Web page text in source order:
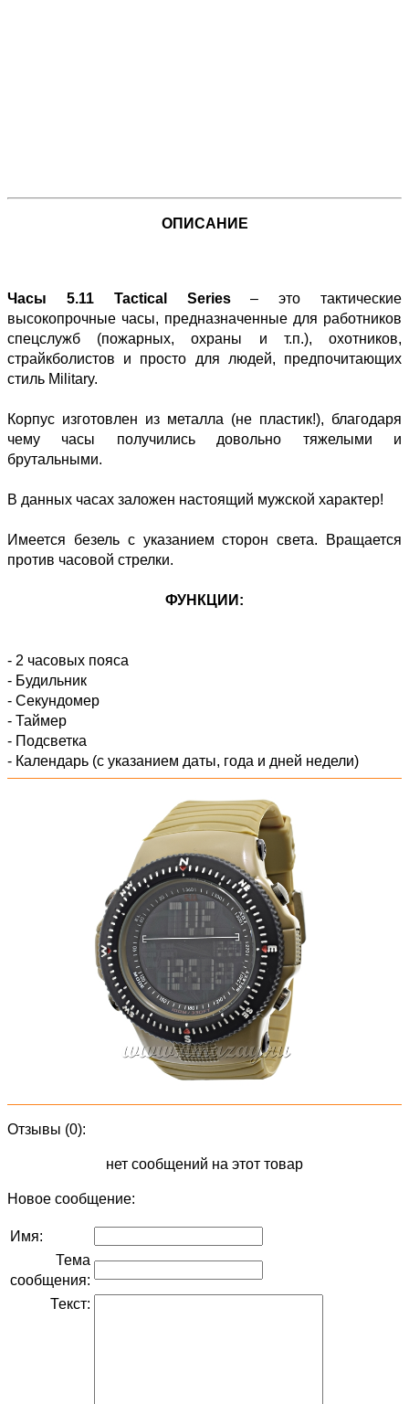
ОПИСАНИЕ
Часы 5.11 Tactical Series– это тактические
высокопрочные часы, предназначенные для работников
спецслужб (пожарных, охраны и т.п.), охотников,
страйкболистов и просто для людей, предпочитающих
стиль Military.
Корпус изготовлен из металла (не пластик!), благодаря
чему часы получились довольно тяжелыми и
брутальными.
В данных часах заложен настоящий мужской характер!
Имеется безель с указанием сторон света. Вращается
против часовой стрелки.
ФУНКЦИИ:
- 2 часовых пояса
- Будильник
- Секундомер
- Таймер
- Подсветка
- Календарь (с указанием даты, года и дней недели)
Отзывы (0):
нет сообщений на этот товар
Новое сообщение:
Имя:
Тема
сообщения:
Текст: